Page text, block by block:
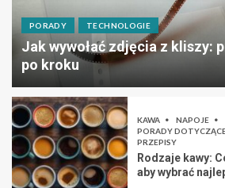
PORADY TECHNOLOGIE
Jak wywołać zdjęcia z kliszy:
po kroku
KAWA
NAPOJE
PORADY
PRZEPISY
Rodzaje kawy:
aby wybrać